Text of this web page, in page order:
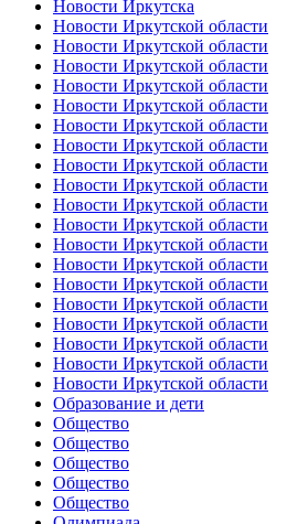
Новости Иркутска
Новости Иркутской области
Новости Иркутской области
Новости Иркутской области
Новости Иркутской области
Новости Иркутской области
Новости Иркутской области
Новости Иркутской области
Новости Иркутской области
Новости Иркутской области
Новости Иркутской области
Новости Иркутской области
Новости Иркутской области
Новости Иркутской области
Новости Иркутской области
Новости Иркутской области
Новости Иркутской области
Новости Иркутской области
Новости Иркутской области
Новости Иркутской области
Образование и дети
Общество
Общество
Общество
Общество
Общество